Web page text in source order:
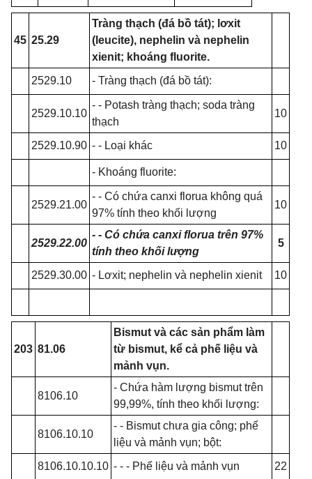
45 25.29
Tràng thạch (đá bồ tát); lơxit
(leucite), nephelin và nephelin
xienit; khoáng fluorite.
2529.10
- Tràng thạch (đá bồ tát):
2529.10.10
- - Potash tràng thạch; soda tràng
thạch
10
2529.10.90 - - Loại khác 10
- Khoáng fluorite:
2529.21.00
- - Có chứa canxi florua không quá
97% tính theo khối lượng
10
2529.22.00
- - Có chứa canxi florua trên 97%
tính theo khối lượng
5
2529.30.00 - Lơxit; nephelin và nephelin xienit 10
203 81.06
Bismut và các sản phẩm làm
từ bismut, kể cả phế liệu và
mảnh vụn.
8106.10
- Chứa hàm lượng bismut trên
99,99%, tính theo khối lượng:
8106.10.10
- - Bismut chưa gia công; phế
liệu và mảnh vụn; bột:
8106.10.10.10 - - - Phế liệu và mảnh vụn 22